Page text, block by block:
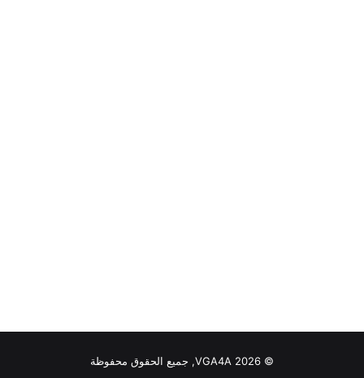
© VGA4A 2026, جميع الحقوق محفوظة